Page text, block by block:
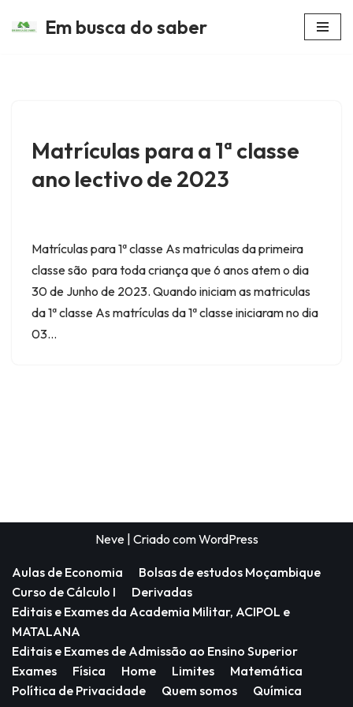
Em busca do saber
Matrículas para a 1ª classe
ano lectivo de 2023
Matrículas para 1ª classe As matriculas da primeira
classe são para toda criança que 6 anos atem o dia
30 de Junho de 2023. Quando iniciam as matriculas
da 1ª classe As matrículas da 1ª classe iniciaram no dia
03…
Neve| Criado comWordPress
Aulas de Economia
Bolsas de estudos Moçambique
Curso de Cálculo I
Derivadas
Editais e Exames da Academia Militar, ACIPOL e
MATALANA
Editais e Exames de Admissão ao Ensino Superior
Exames
Física Home Limites
Matemática
Política de Privacidade
Quem somos Química